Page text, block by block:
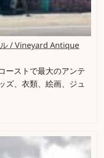
/ Vineyard Antique
ーストで最大のアンテ
ズ、衣類、絵画、ジュ